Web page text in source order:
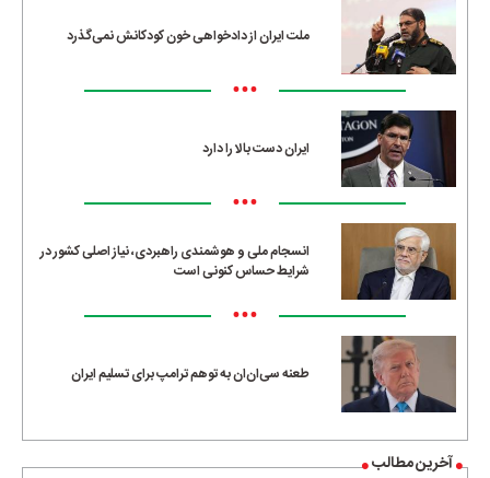
ملت ایران از دادخواهی خون کودکانش نمی‌گذرد
•••
ایران دست بالا را دارد
•••
انسجام ملی و هوشمندی راهبردی، نیاز اصلی کشور در
شرایط حساس کنونی است
•••
طعنه سی‌ان‌ان به توهم ترامپ برای تسلیم ایران
آخرین مطالب